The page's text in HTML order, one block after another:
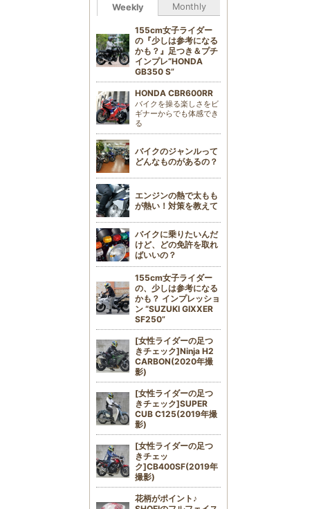
Weekly Monthly
155cm女子ライダー
の『少しは参考になる
かも？』足つき＆プチ
インプレ“HONDA
GB350 S”
HONDA CBR600RR
バイクを操る楽しさをビ
ギナーからでも体感でき
る
バイクのジャンルって
どんなものがあるの？
エンジンの熱で太もも
が熱い！対策を教えて
バイクに乗りたいんだ
けど、どの免許を取れ
ばいいの？
155cm女子ライダー
の、少しは参考になる
かも？ インプレッショ
ン “SUZUKI GIXXER
SF250”
[女性ライダーの足つ
きチェック]Ninja H2
CARBON(2020年撮
影)
[女性ライダーの足つ
きチェック]SUPER
CUB C125(2019年撮
影)
[女性ライダーの足つ
きチェッ
ク]CB400SF(2019年
撮影)
花柄がポイント♪